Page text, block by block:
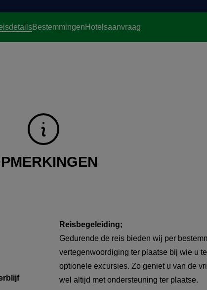
BestemmingenHotelsaanvraag
Reisbegeleiding;
Gedurende de reis bieden wij per
vertegenwoordiging ter plaatse bij wie u
optionele excursies. Zo geniet u van de
wel altijd met ondersteuning ter plaatse.